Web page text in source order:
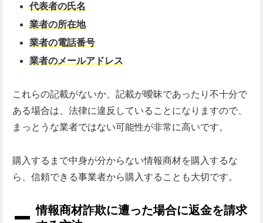
代表者の氏名
業者の所在地
業者の電話番号
業者のメールアドレス
これらの記載がないか、記載が曖昧であったり不十分で
ある場合は、法律に違反していることになりますので、
まっとうな業者ではない可能性が非常に高いです。
購入するまで中身が分からない情報商材を購入するな
ら、信頼できる事業者から購入することも大切です。
情報商材詐欺に遭った場合に返金を請求